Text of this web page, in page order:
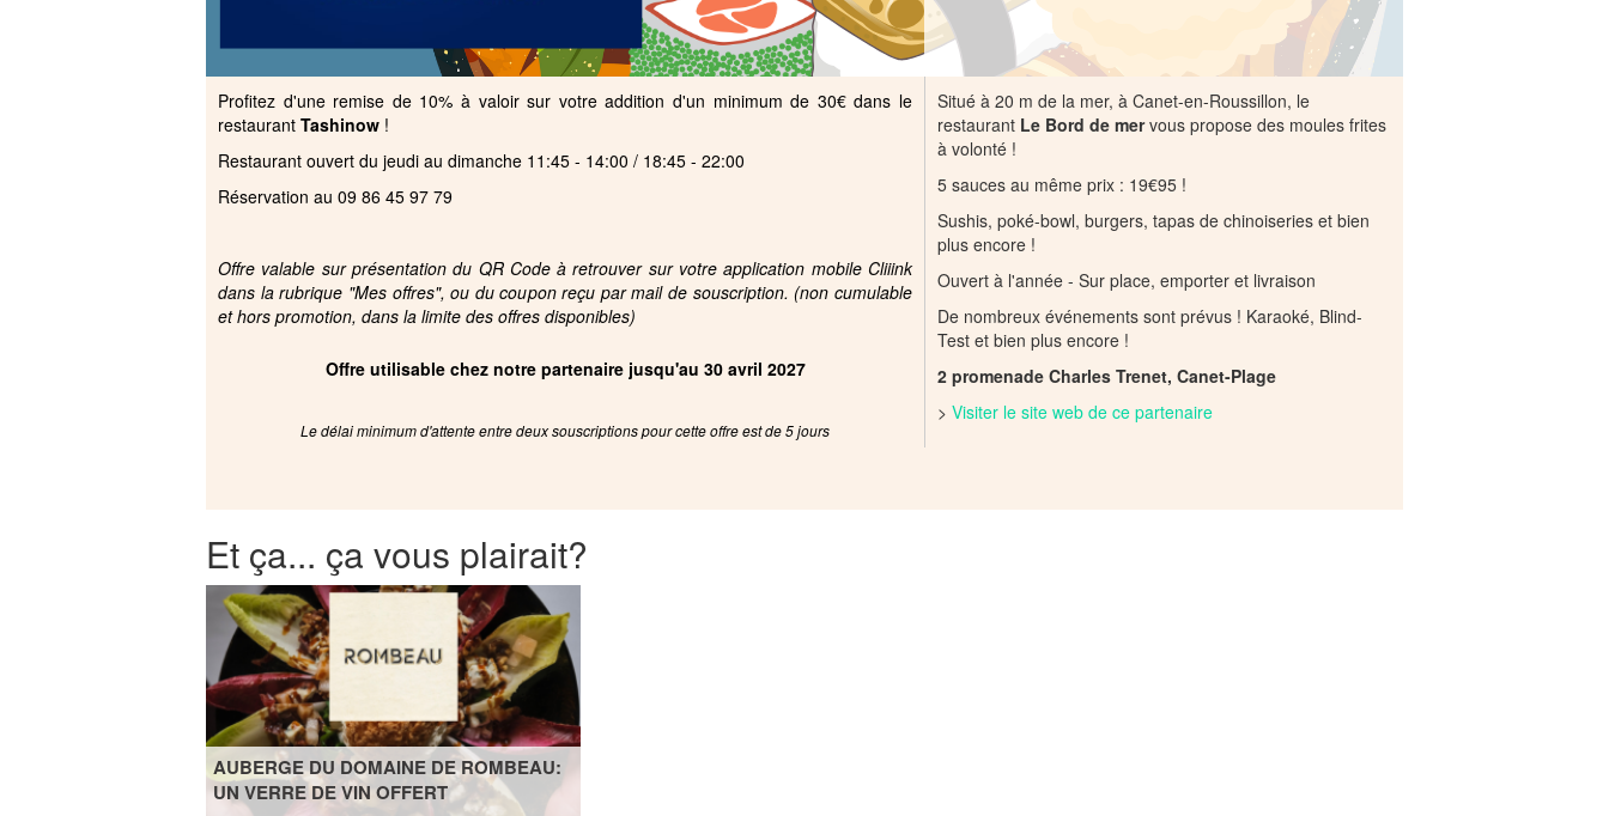
Profitez d'une remise de 10% à valoir sur votre addition d'un minimum de 30€ dans le
restaurant Tashinow !
Restaurant ouvert du jeudi au dimanche 11:45 - 14:00 / 18:45 - 22:00
Réservation au 09 86 45 97 79
Offre valable sur présentation du QR Code à retrouver sur votre application mobile Cliiink
dans la rubrique "Mes offres", ou du coupon reçu par mail de souscription. (non cumulable
et hors promotion, dans la limite des offres disponibles)
Offre utilisable chez notre partenaire jusqu'au 30 avril 2027
Le délai minimum d'attente entre deux souscriptions pour cette offre est de 5 jours
Situé à 20 m de la mer, à Canet-en-Roussillon, le
restaurant Le Bord de mervous propose des moules frites
à volonté !
5 sauces au même prix : 19€95 !
Sushis, poké-bowl, burgers, tapas de chinoiseries et bien
plus encore !
Ouvert à l'année - Sur place, emporter et livraison
De nombreux événements sont prévus ! Karaoké, Blind-
Test et bien plus encore !
2 promenade Charles Trenet, Canet-Plage
> Visiter le site web de ce partenaire
Et ça... ça vous plairait?
AUBERGE DU DOMAINE DE ROMBEAU:
UN VERRE DE VIN OFFERT